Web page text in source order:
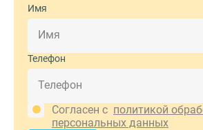
Имя
Телефон
Согласен с политикой
персональных данных